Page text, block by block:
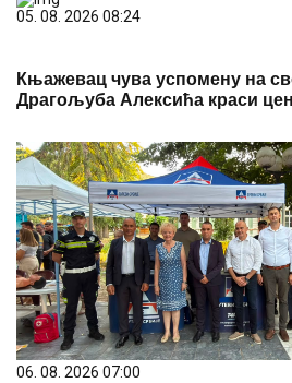
05. 08. 2026 08:24
Књажевац чува успомену на
Драгoљуба Алексића краси
06. 08. 2026 07:00